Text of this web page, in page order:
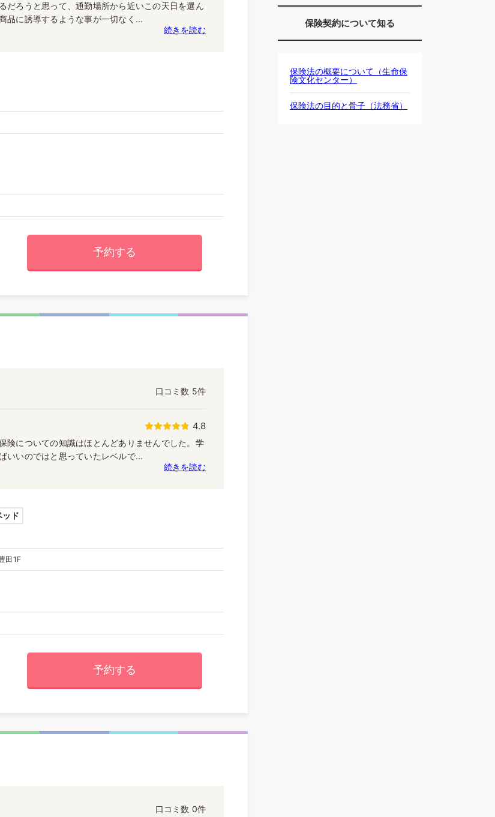
保険契約について知る
保険法の概要について（生命保
険文化センター）
保険法の目的と骨子（法務省）
だろうと思って、通勤場所から近いこの天日を選ん
品に誘導するような事が一切なく...
続きを読む
予約する
口コミ数 5件
4.8
険についての知識はほとんどありませんでした。学
いいのではと思っていたレベルで...
続きを読む
ッド
田1F
予約する
口コミ数 0件